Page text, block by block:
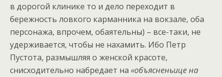
в дорогой клинике то и дело переходит в
бережность ловкого карманника на вокзале, оба
персонажа, впрочем, обаятельны) – все-таки, не
удерживается, чтобы не нахамить. Ибо Петр
Пустота, размышляя о женской красоте,
снисходительно набредает на «объясненьице на